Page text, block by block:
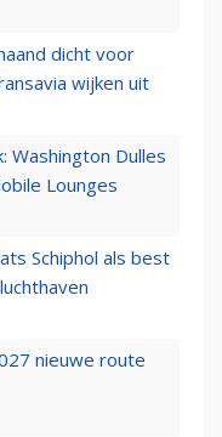
dicht voor
wijken uit
Washington Dulles
Lounges
Schiphol als best
nieuwe route